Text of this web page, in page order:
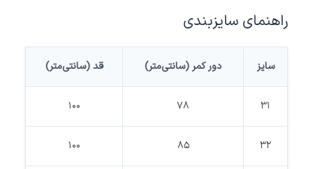
راهنمای سایزبندی
سایز دور کمر (سانتی‌متر) قد (سانتی‌متر)
31
78
100
32
85
100